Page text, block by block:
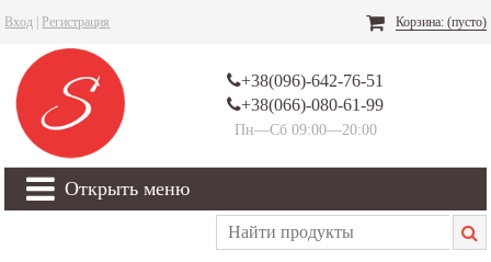
Вход Регистрация Корзина: (пусто)
+38(096)-642-76-51
+38(066)-080-61-99
Пн—Сб 09:00—20:00
Открыть меню